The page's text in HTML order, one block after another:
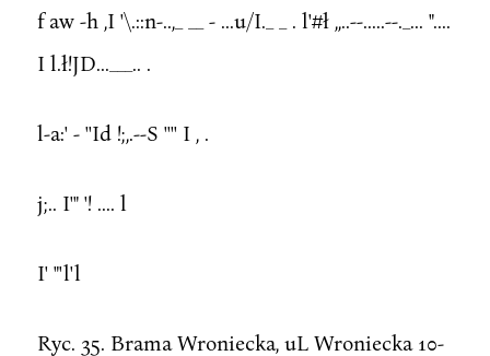
f aw -h ,I '\.::n-..,_ __ - ...u/I._ _ . l'#ł ,,..--.....--._... "....
I l.ł!JD...___.. .
l-a:' - ''Id !;,.--S '''' I , .
j;.. I'" '! .... l
I' "'l'l
Ryc. 35. Brama Wroniecka, uL Wroniecka 10-